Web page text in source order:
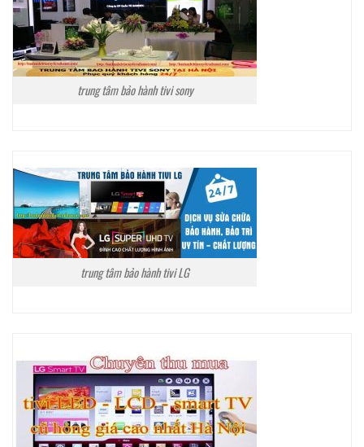
trung tâm bảo hành tivi sony
trung tâm bảo hành tivi LG